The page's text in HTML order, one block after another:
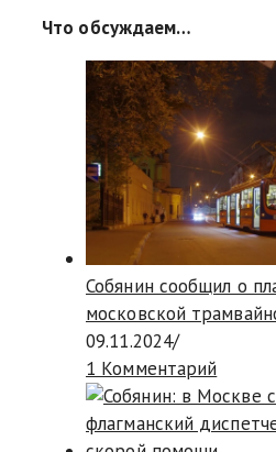
Что обсуждаем…
Собянин сообщил о
московской
09.11.2024/
1 Комментарий